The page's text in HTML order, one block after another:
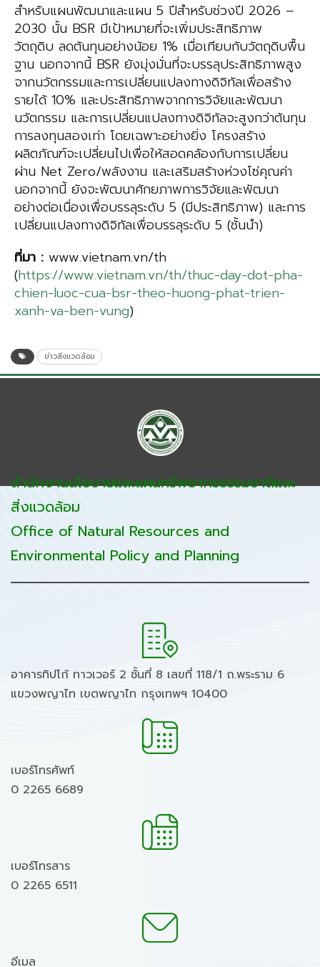
สำหรับแผนพัฒนาและแผน 5 ปีสำหรับช่วงปี 2026 –
2030 นั้น BSR มีเป้าหมายที่จะเพิ่มประสิทธิภาพ
วัตถุดิบ ลดต้นทุนอย่างน้อย 1% เมื่อเทียบกับวัตถุดิบพื้น
ฐาน นอกจากนี้ BSR ยังมุ่งมั่นที่จะบรรลุประสิทธิภาพสูง
จากนวัตกรรมและการเปลี่ยนแปลงทางดิจิทัลเพื่อสร้าง
รายได้ 10% และประสิทธิภาพจากการวิจัยและพัฒนา
นวัตกรรม และการเปลี่ยนแปลงทางดิจิทัลจะสูงกว่าต้นทุน
การลงทุนสองเท่า โดยเฉพาะอย่างยิ่ง โครงสร้าง
ผลิตภัณฑ์จะเปลี่ยนไปเพื่อให้สอดคล้องกับการเปลี่ยน
ผ่าน Net Zero/พลังงาน และเสริมสร้างห่วงโซ่คุณค่า
นอกจากนี้ ยังจะพัฒนาศักยภาพการวิจัยและพัฒนา
อย่างต่อเนื่องเพื่อบรรลุระดับ 5 (มีประสิทธิภาพ) และการ
เปลี่ยนแปลงทางดิจิทัลเพื่อบรรลุระดับ 5 (ชั้นนำ)
ที่มา : www.vietnam.vn/th
(https://www.vietnam.vn/th/thuc-day-dot-pha-
chien-luoc-cua-bsr-theo-huong-phat-trien-
xanh-va-ben-vung)
ข่าวสิ่งแวดล้อม
สำนักงานนโยบายและแผนทรัพยากรธรรมชาติและ
สิ่งแวดล้อม
Office of Natural Resources and
Environmental Policy and Planning
อาคารทิปโก้ ทาวเวอร์ 2 ชั้นที่ 8 เลขที่ 118/1 ถ.พระราม 6
แขวงพญาไท เขตพญาไท กรุงเทพฯ 10400
เบอร์โทรศัพท์
0 2265 6689
เบอร์โทรสาร
0 2265 6511
อีเมล